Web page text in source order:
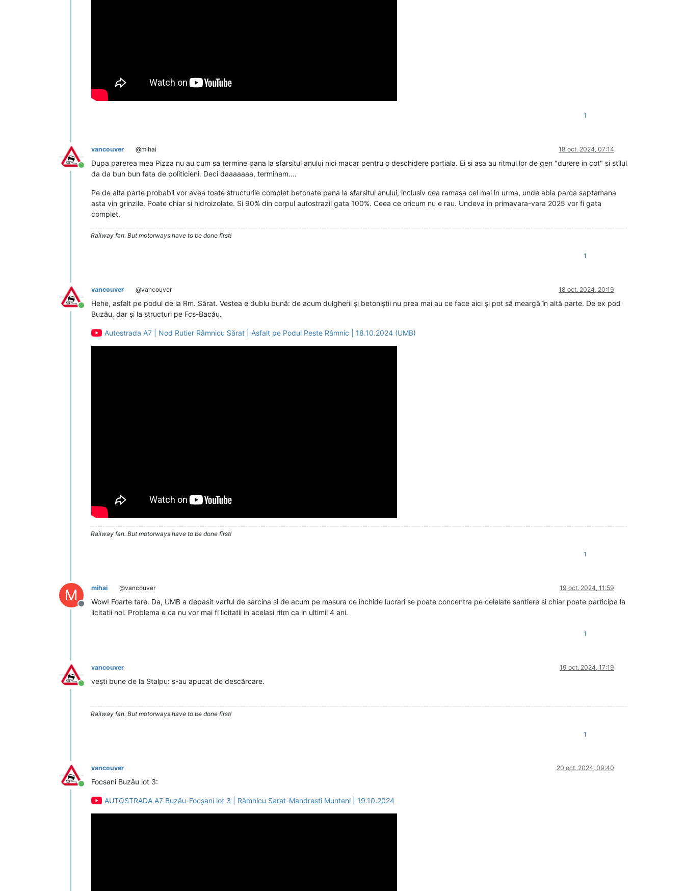
1
Conectat
vancouver @mihai 18 oct. 2024, 07:14
Dupa parerea mea Pizza nu au cum sa termine pana la sfarsitul anului nici macar pentru o deschidere partiala. Ei si asa au ritmul lor de gen "durere in cot" si stilul
da da bun bun fata de politicieni. Deci daaaaaaa, terminam....
Pe de alta parte probabil vor avea toate structurile complet betonate pana la sfarsitul anului, inclusiv cea ramasa cel mai in urma, unde abia parca saptamana
asta vin grinzile. Poate chiar si hidroizolate. Si 90% din corpul autostrazii gata 100%. Ceea ce oricum nu e rau. Undeva in primavara-vara 2025 vor fi gata
complet.
Railway fan. But motorways have to be done first!
1
Conectat
vancouver @vancouver 18 oct. 2024, 20:19
Hehe, asfalt pe podul de la Rm. Sărat. Vestea e dublu bună: de acum dulgherii și betoniștii nu prea mai au ce face aici și pot să meargă în altă parte. De ex pod
Buzău, dar și la structuri pe Fcs-Bacău.
Autostrada A7 | Nod Rutier Râmnicu Sărat | Asfalt pe Podul Peste Râmnic | 18.10.2024 (UMB)
Railway fan. But motorways have to be done first!
1
M
Deconectat
mihai @vancouver 19 oct. 2024, 11:59
Wow! Foarte tare. Da, UMB a depasit varful de sarcina si de acum pe masura ce inchide lucrari se poate concentra pe celelate santiere si chiar poate participa la
licitatii noi. Problema e ca nu vor mai fi licitatii in acelasi ritm ca in ultimii 4 ani.
1
Conectat
vancouver 19 oct. 2024, 17:19
vești bune de la Stalpu: s-au apucat de descărcare.
Railway fan. But motorways have to be done first!
1
Conectat
vancouver 20 oct. 2024, 09:40
Focsani Buzău lot 3:
AUTOSTRADA A7 Buzău-Focșani lot 3 | Râmnicu Sarat-Mandresti Munteni | 19.10.2024